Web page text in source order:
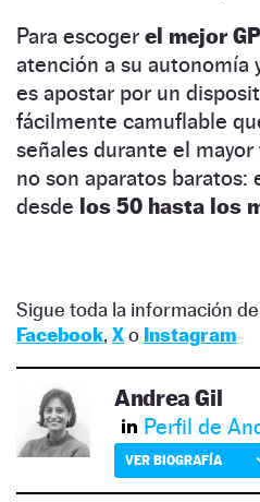
Para escoger el mejor
atención a su autonomía
es apostar por un
fácilmente camuflable
señales durante el
no son aparatos baratos:
desde los 50 hasta los
Sigue toda la información
Facebook, Xo Instagram
Andrea Gil
Perfil de
VER BIOGRAFÍA